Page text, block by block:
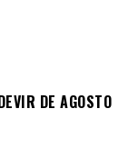
DE AGOSTO